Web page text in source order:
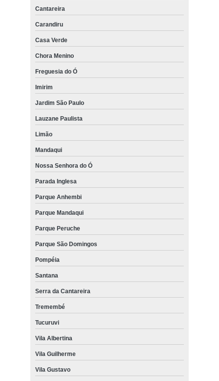
Cantareira
Carandiru
Casa Verde
Chora Menino
Freguesia do Ó
Imirim
Jardim São Paulo
Lauzane Paulista
Limão
Mandaqui
Nossa Senhora do Ó
Parada Inglesa
Parque Anhembi
Parque Mandaqui
Parque Peruche
Parque São Domingos
Pompéia
Santana
Serra da Cantareira
Tremembé
Tucuruvi
Vila Albertina
Vila Guilherme
Vila Gustavo